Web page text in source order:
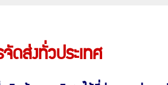
จัดส่งทั่วประเทศ